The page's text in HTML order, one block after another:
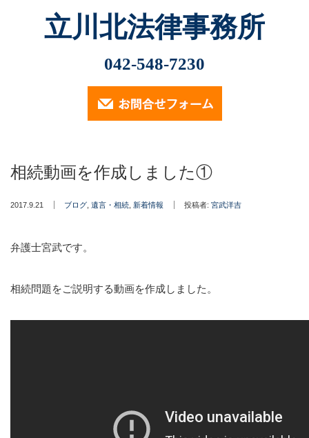
立川北法律事務所
042-548-7230
相続動画を作成しました①
2017.9.21 ブログ 遺言・相続 新着情報 投稿者: 宮武洋吉
弁護士宮武です。
相続問題をご説明する動画を作成しました。
遺言・相続・後見について
消費者被害・投資詐欺事件
企業法務
知的財産
医療・介護事業に関する法務
小林光明弁護士が2026年2月6日、立川市社会福祉協議
（定員に達したため申込受付は終了しております）…
2024.9.30
他主催の「2024年度第2回…
2023.11.29